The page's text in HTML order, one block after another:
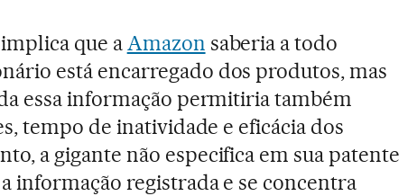
que aAmazon saberia a todo
está encarregado dos produtos, mas
essa informação permitiria também
tempo de inatividade e eficácia dos
a gigante não especifica em sua patente
informação registrada e se concentra